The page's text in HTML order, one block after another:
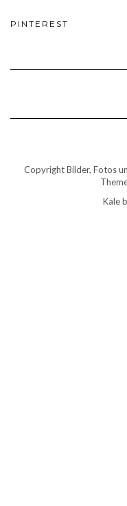
PINTEREST
Copyright Bilder, Fotos
Kale